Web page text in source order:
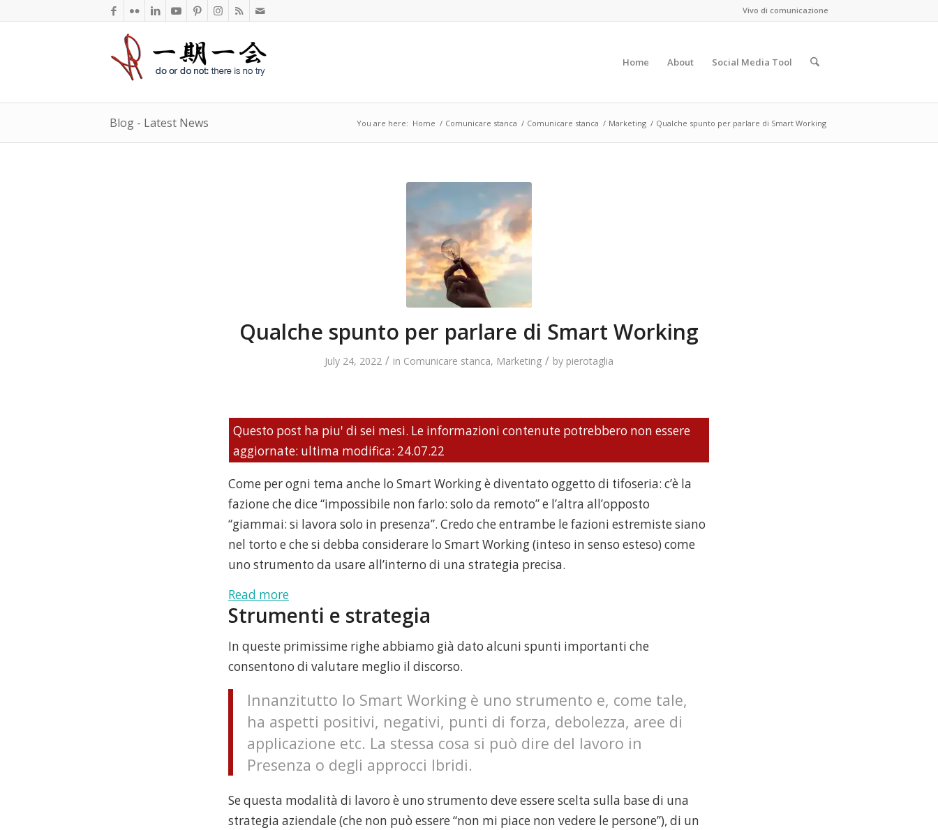
Vivo di comunicazione
Home About Social Media Tool
Blog - Latest News You are here: Home / Comunicare stanca / Comunicare stanca / Marketing / Qualche spunto per parlare di Smart Working
Qualche spunto per parlare di Smart Working
July 24, 2022 / in Comunicare stanca, Marketing / by pierotaglia
Questo post ha piu' di sei mesi. Le informazioni contenute potrebbero non essere
aggiornate: ultima modifica: 24.07.22
Come per ogni tema anche lo Smart Working è diventato oggetto di tifoseria: c’è la
fazione che dice “impossibile non farlo: solo da remoto” e l’altra all’opposto
“giammai: si lavora solo in presenza”. Credo che entrambe le fazioni estremiste siano
nel torto e che si debba considerare lo Smart Working (inteso in senso esteso) come
uno strumento da usare all’interno di una strategia precisa.
Read more:
Qualche
per
parlare
di
Smart
Working
Strumenti e strategia
In queste primissime righe abbiamo già dato alcuni spunti importanti che
consentono di valutare meglio il discorso.
Innanzitutto lo Smart Working è uno strumento e, come tale,
ha aspetti positivi, negativi, punti di forza, debolezza, aree di
applicazione etc. La stessa cosa si può dire del lavoro in
Presenza o degli approcci Ibridi.
Se questa modalità di lavoro è uno strumento deve essere scelta sulla base di una
strategia aziendale (che non può essere “non mi piace non vedere le persone”), di un